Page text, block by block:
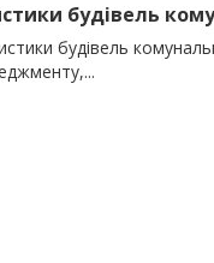
будівель
будівель